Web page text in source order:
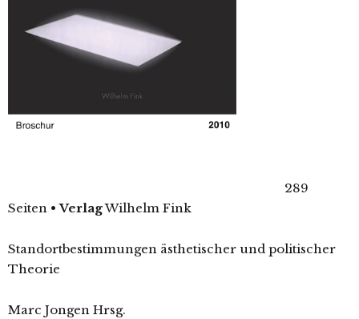
289
Seiten • VerlagWilhelm Fink
Standortbestimmungen ästhetischer und politischer
Theorie
Marc Jongen Hrsg.